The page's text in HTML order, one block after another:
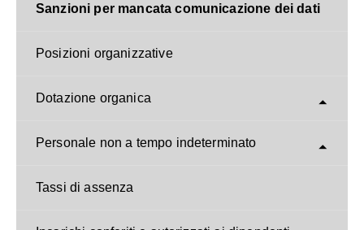
Sanzioni per mancata comunicazione dei dati
Posizioni organizzative
Dotazione organica
Personale non a tempo indeterminato
Tassi di assenza